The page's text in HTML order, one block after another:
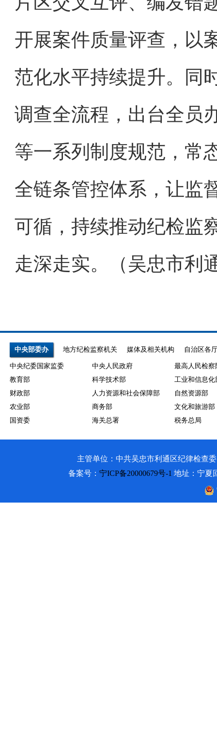
开展案件质量评查，以
范化水平持续提升。同
调查全流程，出台全员
等一系列制度规范，常
全链条管控体系，让监
可循，持续推动纪检监
走深走实。（吴忠市利
中央部委办 地方纪检监察机关 媒体及相关机构 自治区各
中央纪委国家监委 中央人民政府
最高人民检察
教育部
科学技术部
工业和信息化
财政部
人力资源和社会保障部
自然资源部
农业部
商务部
文化和旅游部
国资委
海关总署 税务总局
主管单位：中共吴忠市利通区纪律检查
备案号： 宁ICP备20000679号-1 地址：宁夏